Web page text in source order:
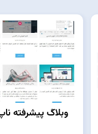
وبلاگ پیشرفته